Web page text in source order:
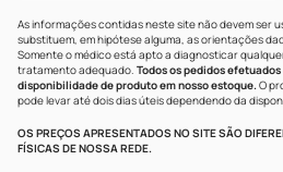
As informações contidas neste site não devem ser
substituem, em hipótese alguma, as orientações
Somente o médico está apto a diagnosticar
tratamento adequado. Todos os pedidos
disponibilidade de produto em nosso estoque.O
pode levar até dois dias úteis dependendo da
OS PREÇOS APRESENTADOS NO SITE SÃO
FÍSICAS DE NOSSA REDE.